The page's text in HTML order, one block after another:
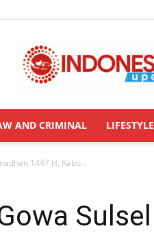
AND CRIMINAL LIFESTYLE
1447 H, Rabu...
Sulsel